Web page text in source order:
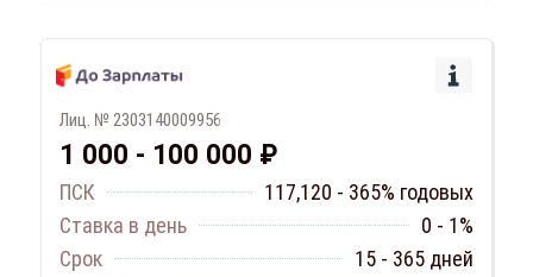
Лиц. № 2303140009956
1 000 - 100 000 ₽
ПСК
117,120 - 365% годовых
Ставка в день
0 - 1%
Срок
15 - 365 дней